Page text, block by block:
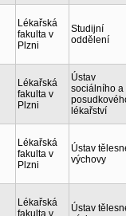
Lékařská
fakulta v
Plzni
Studijní
oddělení
Lékařská
fakulta v
Plzni
Ústav
sociálního a
lékařství
Lékařská
fakulta v
Plzni
Ústav
výchovy
Lékařská
fakulta v
Ústav